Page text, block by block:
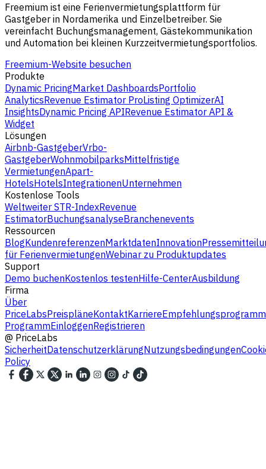
Freemium ist eine Ferienvermietungsplattform für
Gastgeber in Nordamerika und Einzelbetreiber. Sie
vereinfacht Buchungsmanagement, Gästekommunikation
und Automation bei kleinen Kurzzeitvermietungsportfolios.
Freemium-Website besuchen
Produkte
Dynamic PricingMarket DashboardsPortfolio
AnalyticsRevenue Estimator ProListing OptimizerAI
InsightsDynamic Pricing APIRevenue Estimator API &
Widget
Lösungen
Airbnb-GastgeberVrbo-
GastgeberWohnmobilparksMittelfristige
VermietungenApart-
HotelsHotelsIntegrationenUnternehmen
Kostenlose Tools
Weltweiter STR-IndexRevenue
EstimatorBuchungsanalyseBranchenevents
Ressourcen
BlogKundenreferenzenMarktdatenInnovation
für FerienvermietungenWebinar zu Produktupdates
Support
Demo buchenKostenlos testenHilfe-CenterAusbildung
Firma
Über
PriceLabsPreispläneKontaktKarriereEmpfehlungsprogramm
ProgrammEinloggenRegistrieren
@ PriceLabs
SicherheitDatenschutzerklärungNutzungsbedingungen
Policy